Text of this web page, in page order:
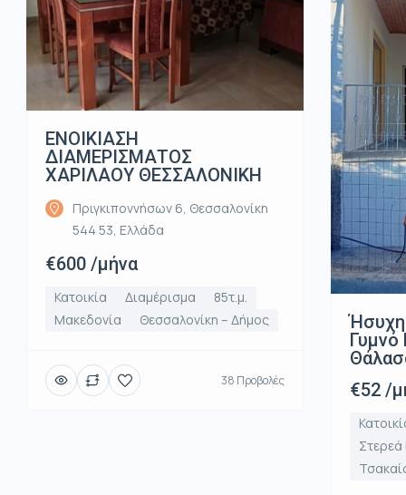
ΕΝΟΙΚΙΑΣΗ
ΔΙΑΜΕΡΙΣΜΑΤΟΣ
ΧΑΡΙΛΑΟΥ ΘΕΣΣΑΛΟΝΙΚΗ
Πριγκιποννήσων 6, Θεσσαλονίκη
544 53, Ελλάδα
€600 /μήνα
Κατοικία Διαμέρισμα
85τ.μ.
Μακεδονία
Θεσσαλονίκη – Δήμος
38 Προβολές
Γυμνό
€52 /